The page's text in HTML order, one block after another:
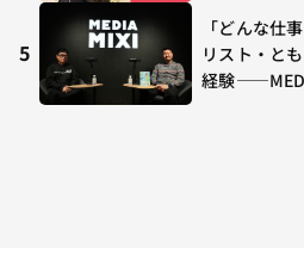
5
「どんな仕
リスト・と
経験